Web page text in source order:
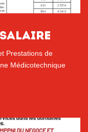
Prestations de
Médicotechnique